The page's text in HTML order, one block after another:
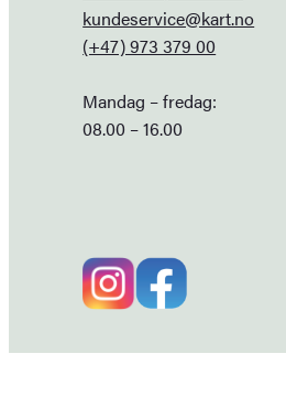
kundeservice@kart.no
(+47) 973 379 00
Mandag – fredag:
08.00 – 16.00